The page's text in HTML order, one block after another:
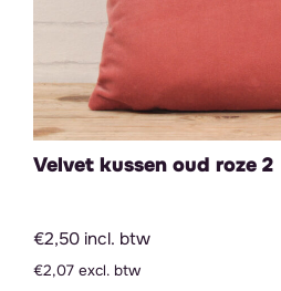
Velvet kussen oud roze 2
€2,50 incl. btw
€2,07 excl. btw